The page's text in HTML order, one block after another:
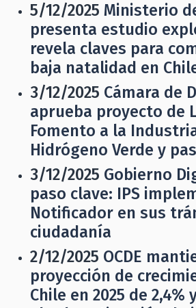
5/12/2025 Ministerio
presenta estudio
revela claves para
baja natalidad en
3/12/2025 Cámara de
aprueba proyecto de
Fomento a la
Hidrógeno Verde y
3/12/2025 Gobierno
paso clave: IPS
Notificador en sus
ciudadanía
2/12/2025 OCDE
proyección de
Chile en 2025 de 2,4%